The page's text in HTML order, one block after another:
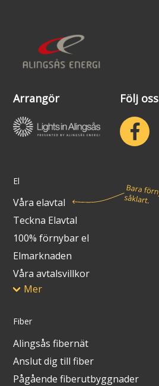
Arrangör Följ oss
El
Våra elavtal
Teckna Elavtal
100% förnybar el
Elmarknaden
Våra avtalsvillkor
Mer
Fiber
Alingsås fibernät
Anslut dig till fiber
Pågående fiberutbyggnader